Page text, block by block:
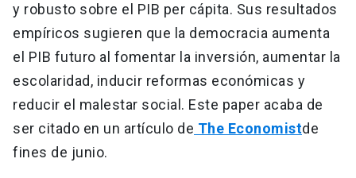
y robusto sobre el PIB per cápita. Sus resultados
empíricos sugieren que la democracia aumenta
el PIB futuro al fomentar la inversión, aumentar la
escolaridad, inducir reformas económicas y
reducir el malestar social. Este paper acaba de
ser citado en un artículo de The Economistde
fines de junio.